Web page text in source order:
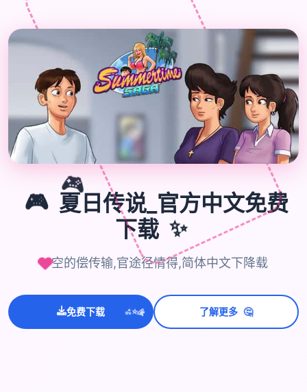
🎮
🎮 夏日传说_官方中文免费
下载 ✨
空的偿传输,官途径情得,简体中文下降载
免费下载 ✨
⭐💫 了解更多 🤔